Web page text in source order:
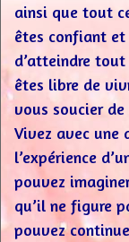
ainsi que tout
êtes confiant et
d’atteindre tout
êtes libre de
vous soucier de
Vivez avec une
l’expérience
pouvez
qu’il ne figure
pouvez